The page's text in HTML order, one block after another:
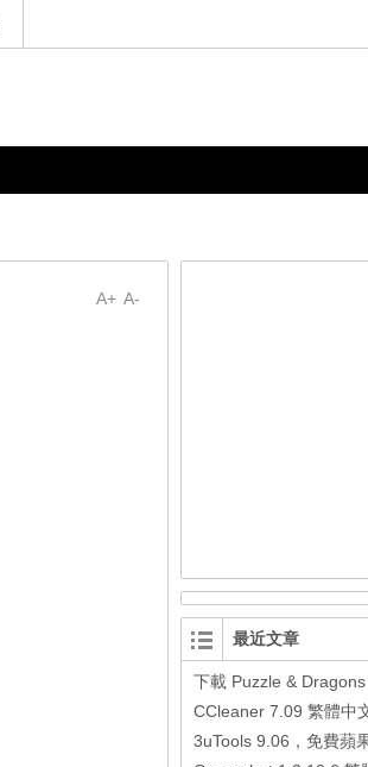
A-
A+
最近文章